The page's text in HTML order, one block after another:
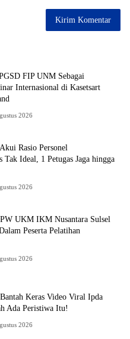
FIP UNM Sebagai
Internasional di Kasetsart
2026
Rasio Personel
Tak Ideal, 1 Petugas Jaga hingga
2026
UKM IKM Nusantara Sulsel
Peserta Pelatihan
2026
Keras Video Viral Ipda
Ada Peristiwa Itu!
2026